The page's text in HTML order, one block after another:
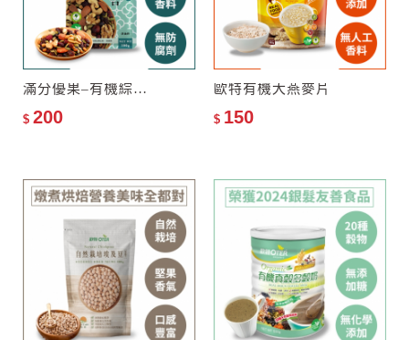
滿分優果–有機綜合堅果乾
$ 200
歐特有機大燕麥片
$ 150